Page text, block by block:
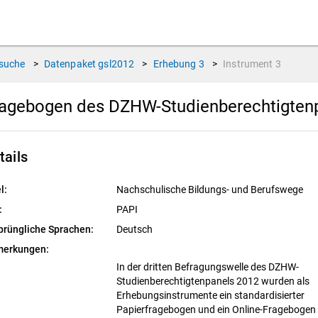
> Datenpaket gsl2012 > Erhebung 3 > Instrument 3
des DZHW-
Nachschulische Bildungs- und Berufswege
PAPI
Sprachen:
Deutsch
In der dritten Befragungswelle des DZHW-
Studienberechtigtenpanels 2012 wurden als
Erhebungsinstrumente ein standardisierter
Papierfragebogen und ein Online-Fragebogen